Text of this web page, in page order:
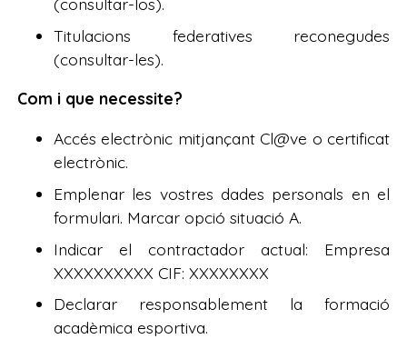
Titulacions federatives reconegudes
(consultar-les).
Com i que necessite?
Accés electrònic mitjançant Cl@ve o certificat
electrònic.
Emplenar les vostres dades personals en el
formulari. Marcar opció situació A.
Indicar el contractador actual: Empresa
XXXXXXXXXX CIF: XXXXXXXX
Declarar responsablement la formació
acadèmica esportiva.